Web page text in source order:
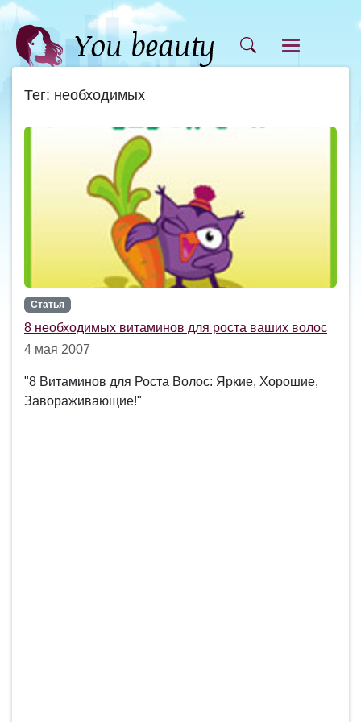
Тег: необходимых
Статья
8 необходимых витаминов для роста ваших волос
4 мая 2007
"8 Витаминов для Роста Волос: Яркие, Хорошие,
Завораживающие!"